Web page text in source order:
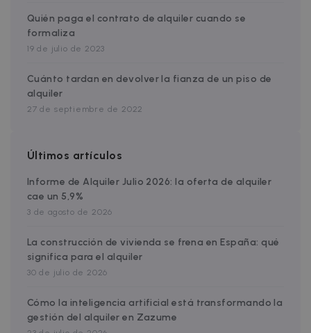
Quién paga el contrato de alquiler cuando se
formaliza
19 de julio de 2023
Cuánto tardan en devolver la fianza de un piso de
alquiler
27 de septiembre de 2022
Últimos artículos
Informe de Alquiler Julio 2026: la oferta de alquiler
cae un 5,9%
3 de agosto de 2026
La construcción de vivienda se frena en España: qué
significa para el alquiler
30 de julio de 2026
Cómo la inteligencia artificial está transformando la
gestión del alquiler en Zazume